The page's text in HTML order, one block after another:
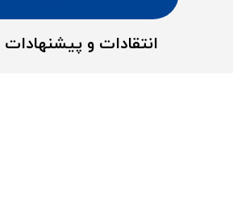
انتقادات و پیشنهادات